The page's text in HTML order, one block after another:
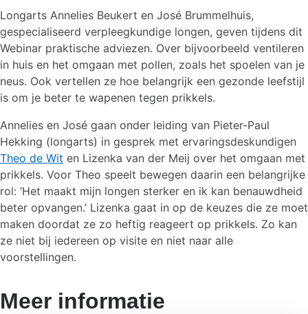
Longarts Annelies Beukert en José Brummelhuis,
gespecialiseerd verpleegkundige longen, geven tijdens dit
Webinar praktische adviezen. Over bijvoorbeeld ventileren
in huis en het omgaan met pollen, zoals het spoelen van je
neus. Ook vertellen ze hoe belangrijk een gezonde leefstijl
is om je beter te wapenen tegen prikkels.
Annelies en José gaan onder leiding van Pieter-Paul
Hekking (longarts) in gesprek met ervaringsdeskundigen
Theo de Wit en Lizenka van der Meij over het omgaan met
prikkels. Voor Theo speelt bewegen daarin een belangrijke
rol: ‘Het maakt mijn longen sterker en ik kan benauwdheid
beter opvangen.’ Lizenka gaat in op de keuzes die ze moet
maken doordat ze zo heftig reageert op prikkels. Zo kan
ze niet bij iedereen op visite en niet naar alle
voorstellingen.
Meer informatie